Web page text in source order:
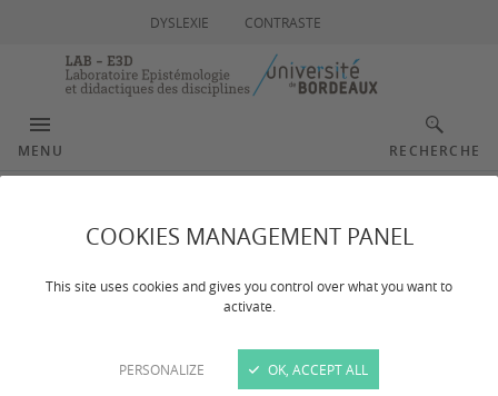
COOKIES MANAGEMENT PANEL
This site uses cookies and gives you control over what you want to
activate.
PERSONALIZE OK, ACCEPT ALL
DYSLEXIE CONTRASTE
MENU RECHERCHE
Contact
Nous nous efforcerons de répondre à votre demande